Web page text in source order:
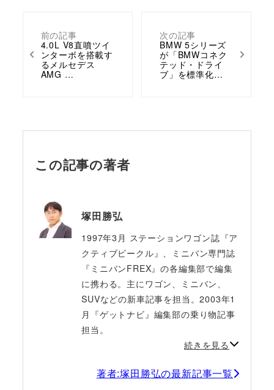
前の記事
4.0L V8直噴ツイ
ンターボを搭載す
るメルセデス
AMG …
次の記事
BMW 5シリーズ
が「BMWコネク
テッド・ドライ
ブ」を標準化…
この記事の著者
塚田勝弘
1997年3月 ステーションワゴン誌『ア
クティブビークル』、ミニバン専門誌
『ミニバンFREX』の各編集部で編集
に携わる。主にワゴン、ミニバン、
SUVなどの新車記事を担当。2003年1
月『ゲットナビ』編集部の乗り物記事
担当。
続きを見る
著者:塚田勝弘の最新記事一覧